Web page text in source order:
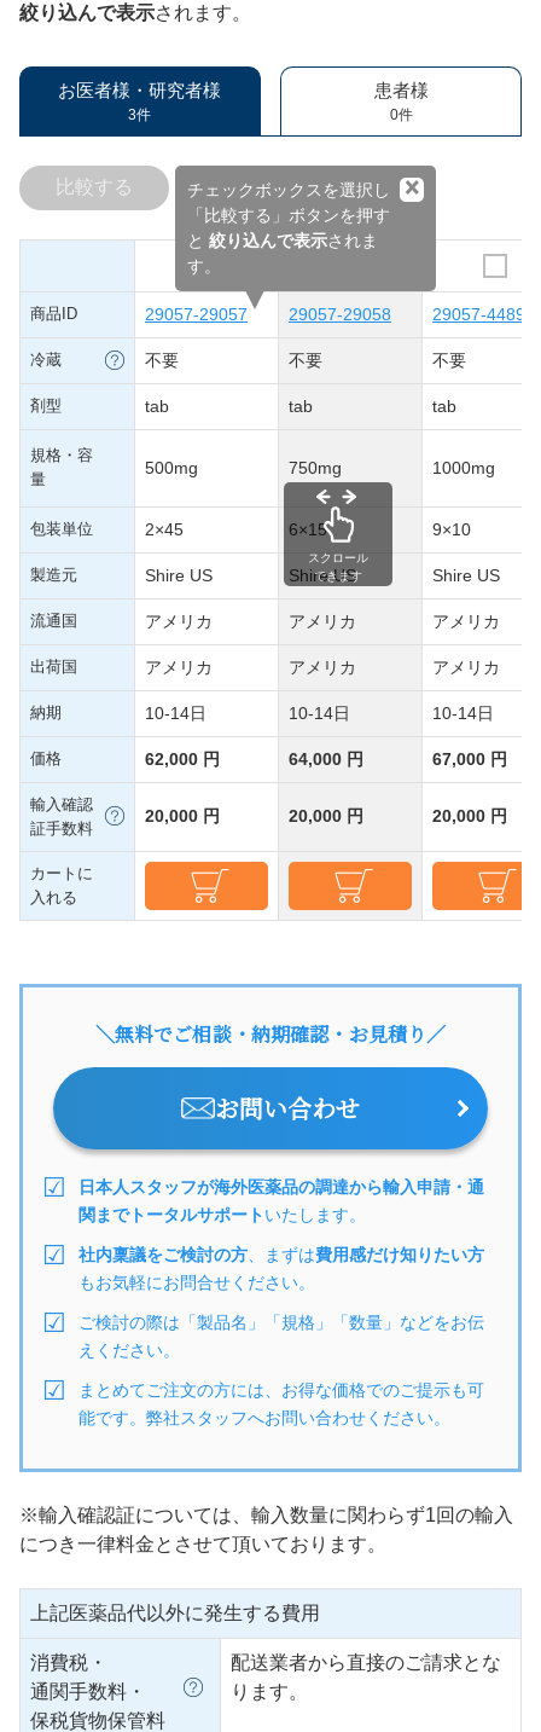
絞り込んで表示されます。
お医者様・研究者様
3件
患者様
0件
チェックボックスを選択し
「比較する」ボタンを押す
と 絞り込んで表示されま
す。
×
比較する
商品ID 29057-29057 29057-29058 29057-44898
冷蔵 不要 不要 不要
剤型 tab tab tab
規格・容
量
500mg 750mg 1000mg
包装単位 2×45 6×15 9×10
製造元 Shire US Shire US Shire US
流通国 アメリカ アメリカ アメリカ
出荷国 アメリカ アメリカ アメリカ
納期 10-14日 10-14日 10-14日
価格 62,000 円 64,000 円 67,000 円
輸入確認
証手数料
20,000 円 20,000 円 20,000 円
カートに
入れる
スクロール
できます
＼無料でご相談・納期確認・お見積り／
お問い合わせ
日本人スタッフが海外医薬品の調達から輸入申請・通
関までトータルサポートいたします。
社内稟議をご検討の方 、まずは費用感だけ知りたい方
もお気軽にお問合せください。
ご検討の際は「製品名」「規格」「数量」などをお伝
えください。
まとめてご注文の方には、お得な価格でのご提示も可
能です。弊社スタッフへお問い合わせください。
※輸入確認証については、輸入数量に関わらず1回の輸入
につき一律料金とさせて頂いております。
上記医薬品代以外に発生する費用
消費税・
通関手数料・
保税貨物保管料
配送業者から直接のご請求とな
ります。